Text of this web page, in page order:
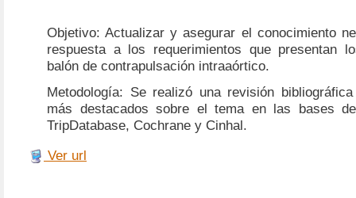
Objetivo: Actualizar y asegurar el conocimiento
respuesta a los requerimientos que presentan
balón de contrapulsación intraaórtico.
Metodología: Se realizó una revisión
más destacados sobre el tema en las bases
TripDatabase, Cochrane y Cinhal.
Ver url